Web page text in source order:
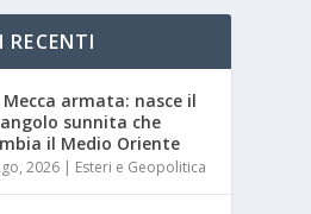
Mecca armata: nasce il
sunnita che
il Medio Oriente
2026 | Esteri e Geopolitica